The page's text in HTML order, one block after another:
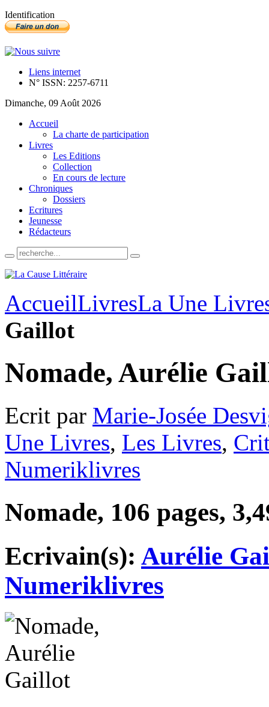
Identification
Liens internet
N° ISSN: 2257-6711
Dimanche, 09 Août 2026
Accueil
La charte de participation
Livres
Les Editions
Collection
En cours de lecture
Chroniques
Dossiers
Ecritures
Jeunesse
Rédacteurs
AccueilLivresLa Une
Gaillot
Nomade, Aurélie
Ecrit par Marie-Josée
Une Livres, Les Livres,
Numeriklivres
Nomade, 106 pages,
Ecrivain(s): Aurélie
Numeriklivres